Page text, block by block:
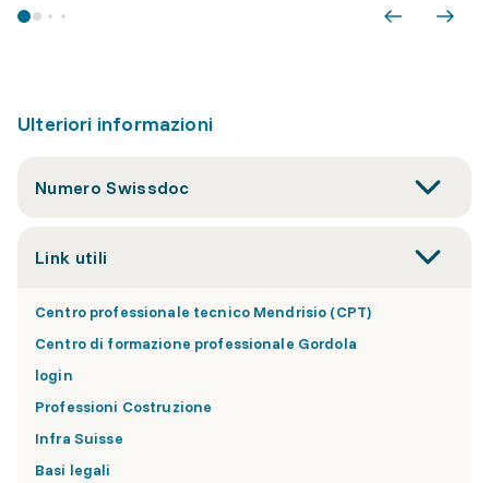
Ulteriori informazioni
Numero Swissdoc
Link utili
Centro professionale tecnico Mendrisio (CPT)
Centro di formazione professionale Gordola
login
Professioni Costruzione
Infra Suisse
Basi legali